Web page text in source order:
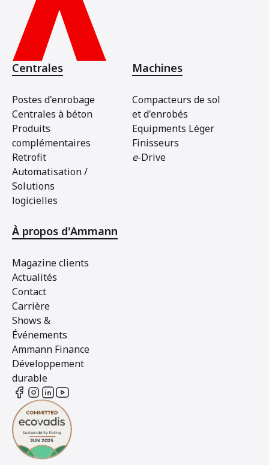
Centrales
Postes d'enrobage
Centrales à béton
Produits
complémentaires
Retrofit
Automatisation /
Solutions
logicielles
Machines
Compacteurs de sol
et d'enrobés
Equipments Léger
Finisseurs
e-Drive
À propos d'Ammann
Magazine clients
Actualités
Contact
Carrière
Shows &
Événements
Ammann Finance
Développement
durable